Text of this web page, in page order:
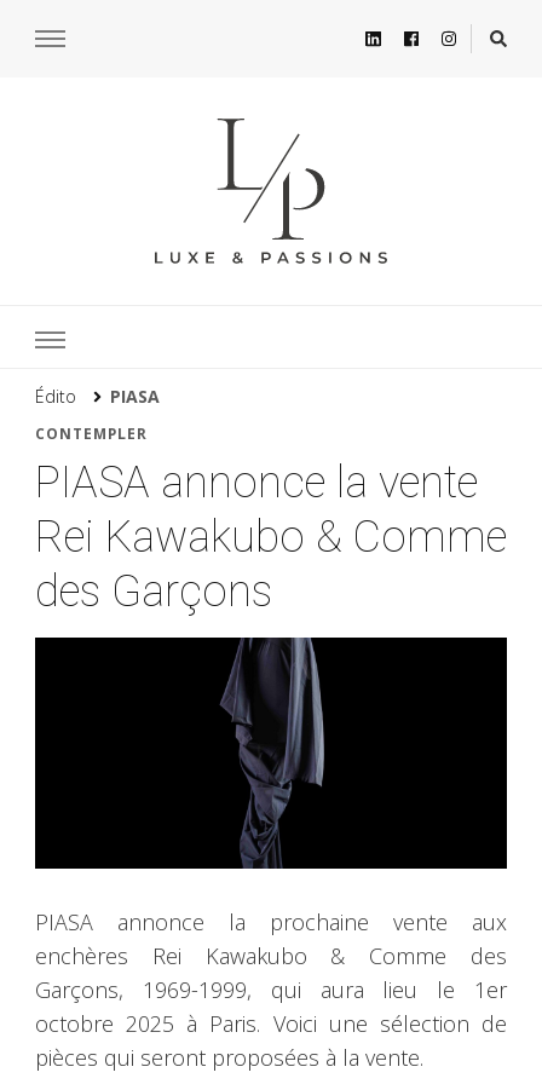
Édito PIASA
CONTEMPLER
PIASA annonce la vente
Rei Kawakubo & Comme
des Garçons
PIASA annonce la prochaine vente aux
enchères Rei Kawakubo & Comme des
Garçons, 1969-1999, qui aura lieu le 1er
octobre 2025 à Paris. Voici une sélection de
pièces qui seront proposées à la vente.